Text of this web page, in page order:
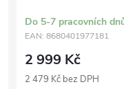
Do 5-7 pracovních
EAN: 8680401977181
2 999 Kč
2 479 Kč bez DPH